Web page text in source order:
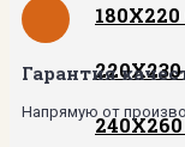
Гарантия
Напрямую от